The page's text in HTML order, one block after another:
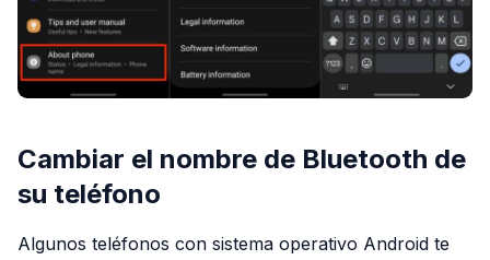
Cambiar el nombre de Bluetooth de
su teléfono
Algunos teléfonos con sistema operativo Android te